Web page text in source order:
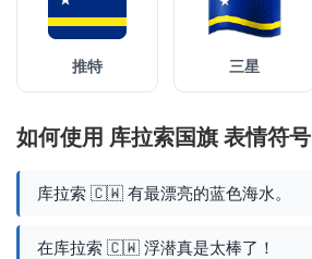
推特 三星
如何使用 库拉索国旗 表情符号
库拉索 🇨🇼 有最漂亮的蓝色海水。
在库拉索 🇨🇼 浮潜真是太棒了！